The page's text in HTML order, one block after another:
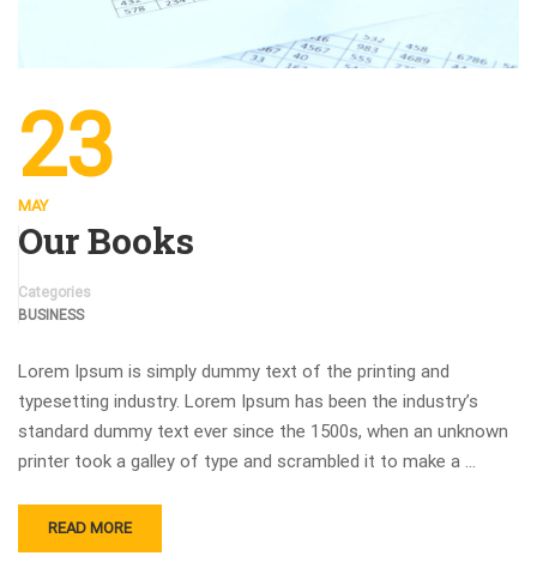
23
MAY
Our Books
Categories
BUSINESS
Lorem Ipsum is simply dummy text of the printing and
typesetting industry. Lorem Ipsum has been the industry’s
standard dummy text ever since the 1500s, when an unknown
printer took a galley of type and scrambled it to make a …
READ MORE